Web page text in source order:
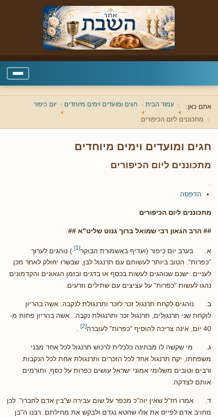
אתם כאן: עמוד הבית חגים ומועדים וימים מיוחדים יום כיפור
מתכוננים ליום הכיפורים
חגים ומועדים וימים מיוחדים
מתכוננים ליום הכיפורים
הדפסה
מתכוננים ליום הכיפורים
## הרב הגאון רבי שמואל ברוך גנוט שליט"א ##
א. בערב יום כיפור (ועדיף באשמורת הבוקר[1]
) נוהגים לערוך
"כפרות". הטוב ביותר לעשותם עם תרנגול לבן, שבשרו יחולק לאחר מכן
לעניים. ישנם שנוהגים לעשות בכסף או בדגים ובזמן הגאונים והקדמונים
נהגו לעשות "כפרות" על עציצים עם שתילים וזרעים.
ב. נוהגים לקחת תרנגול זכר לזכר ותרנגולת לנקבה. אשה בהריון
לוקחת שני תרנגולים, תרנגול זכר ותרנגולת נקבה. אשה בהריון פחות מ-
40 יום, אינה צריכה להוסיף "כפרות" לעוברה
[2]
ג. מי שקשה לו מבחינה כלכלית לרכוש תרנגול לכל אחד מבני
משפחתו, יקח תרנגול אחד לכל הזכרים ותרנגולת אחת לכל הנקבות.
ורבים וטובים משלומי אמוני ישראל עושים כפרות על כסף, ותורמים
אותם לצדקה.
ד. אמרו חז"ל שאין יוה"כ מכפר על שום עבירה ש"בין אדם לחברו". לכן
מחויב אדם לפייס את אלו שחטא נגדם ולבקש את מחילתם. רבנו ה"בן